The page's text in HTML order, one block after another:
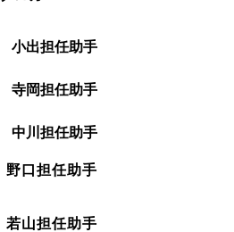
小出担任助手
寺岡担任助手
中川担任助手
口担任助手
山担任助手